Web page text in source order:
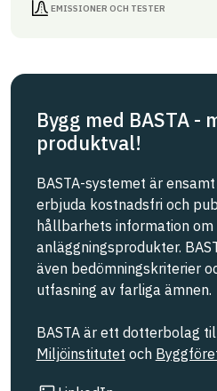
EMISSIONER OCH TESTER
Bygg med BASTA -
produktval!
BASTA-systemet är
erbjuda kostnadsfri och
hållbarhets information om
anläggningsprodukter.
även bedömningskriterier
utfasning av farliga ämnen.
BASTA är ett dotterbolag
Miljöinstitutet och